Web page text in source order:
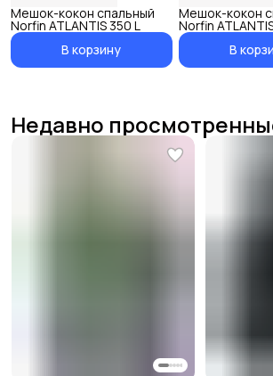
Мешок-кокон спальный
Norfin ATLANTIS 350 L
В корзину
Мешок-кокон
Norfin
L
В
Недавно